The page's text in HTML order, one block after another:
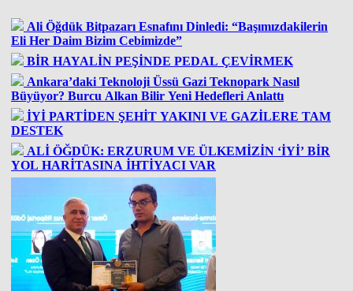
Ali Öğdük Bitpazarı Esnafını Dinledi: “Başımızdakilerin
Eli Her Daim Bizim Cebimizde”
BİR HAYALİN PEŞİNDE PEDAL ÇEVİRMEK
Ankara’daki Teknoloji Üssü Gazi Teknopark Nasıl
Büyüyor? Burcu Alkan Bilir Yeni Hedefleri Anlattı
İYİ PARTİDEN ŞEHİT YAKINI VE GAZİLERE TAM
DESTEK
ALİ ÖĞDÜK: ERZURUM VE ÜLKEMİZİN ‘İYİ’ BİR
YOL HARİTASINA İHTİYACI VAR